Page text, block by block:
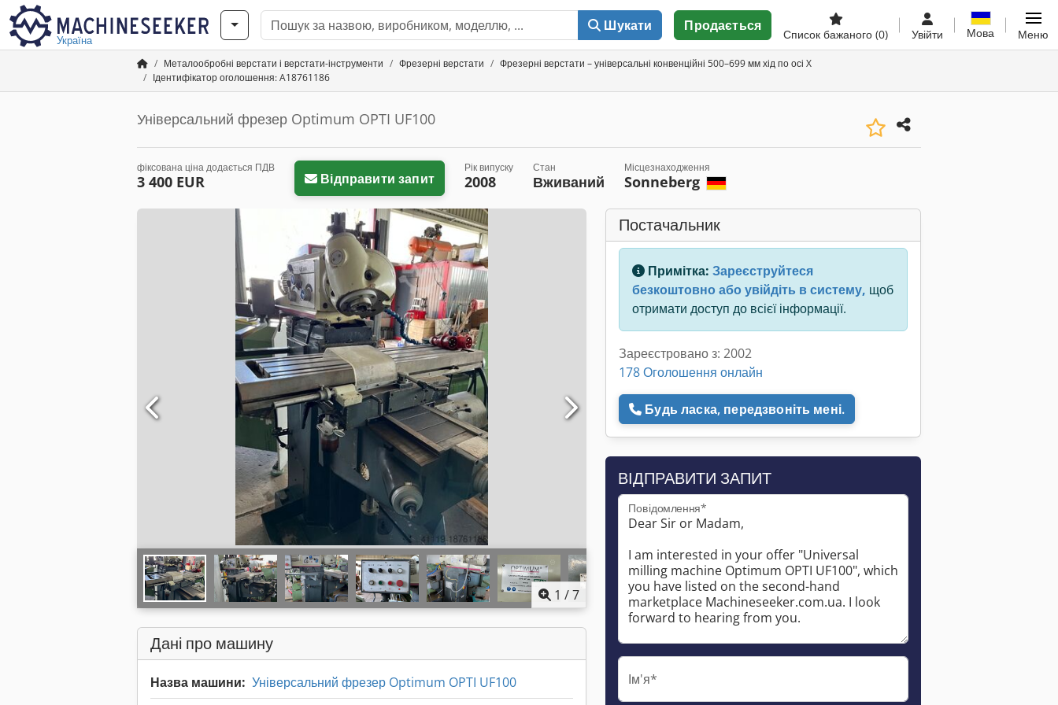
Україна
Шукати Продається
Список бажаного (0) Увійти Мова Меню
Металообробні верстати і верстати-інструменти Фрезерні верстати
Фрезерні верстати – універсальні конвенційні 500–699 мм хід по осі X
Ідентифікатор оголошення: A18761186
Універсальний фрезер Optimum OPTI UF100
фіксована ціна додається ПДВ
3 400 EUR Відправити запит
Рік випуску
2008
Стан
Вживаний
Місцезнаходження
Sonneberg
1 /7
Дані про машину
Назва машини: Універсальний фрезер Optimum OPTI UF100
Постачальник
Примітка: Зареєструйтеся
безкоштовно або увійдіть в систему, щоб
отримати доступ до всієї інформації.
Зареєстровано з: 2002
178 Оголошення онлайн
Будь ласка, передзвоніть мені.
ВІДПРАВИТИ ЗАПИТ
Повідомлення*
Ім'я*